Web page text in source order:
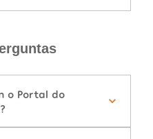
o Portal do